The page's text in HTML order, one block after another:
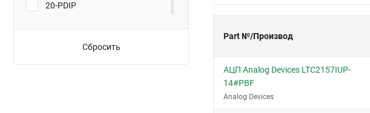
20-PDIP
Сбросить
Part №/Производ
АЦП Analog Devices LTC2157IUP-
14#PBF
Analog Devices